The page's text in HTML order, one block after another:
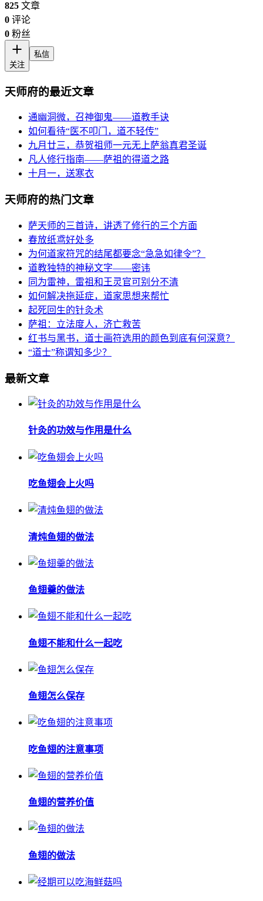
825 文章
0 评论
0 粉丝
关注
私信
天师府的最近文章
通幽洞微，召神御鬼——道教手诀
如何看待“医不叩门，道不轻传”
九月廿三，恭贺祖师一元无上萨翁真君圣诞
凡人修行指南——萨祖的得道之路
十月一，送寒衣
天师府的热门文章
萨天师的三首诗，讲透了修行的三个方面
春放纸鸢好处多
为何道家符咒的结尾都要念“急急如律令”？
道教独特的神秘文字——密讳
同为雷神，雷祖和王灵官可别分不清
如何解决拖延症，道家思想来帮忙
起死回生的针灸术
萨祖：立法度人，济亡救苦
红书与黑书，道士画符选用的颜色到底有何深意？
“道士”称谓知多少？
最新文章
针灸的功效与作用是什么
吃鱼翅会上火吗
清炖鱼翅的做法
鱼翅羹的做法
鱼翅不能和什么一起吃
鱼翅怎么保存
吃鱼翅的注意事项
鱼翅的营养价值
鱼翅的做法